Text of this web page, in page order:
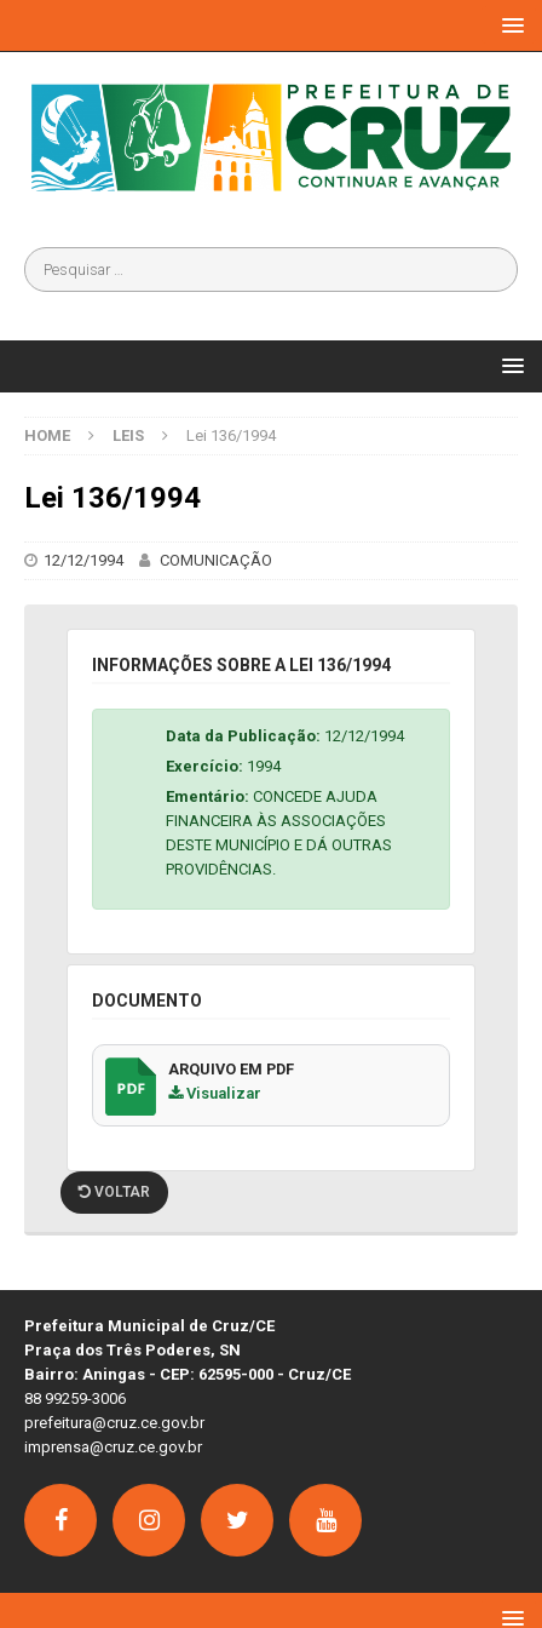
HOME LEIS Lei 136/1994
Lei 136/1994
12/12/1994 COMUNICAÇÃO
INFORMAÇÕES SOBRE A LEI 136/1994
Data da Publicação: 12/12/1994
Exercício: 1994
Ementário: CONCEDE AJUDA
FINANCEIRA ÀS ASSOCIAÇÕES
DESTE MUNICÍPIO E DÁ OUTRAS
PROVIDÊNCIAS.
DOCUMENTO
ARQUIVO EM PDF
Visualizar
VOLTAR
Prefeitura Municipal de Cruz/CE
Praça dos Três Poderes, SN
Bairro: Aningas - CEP: 62595-000 - Cruz/CE
88 99259-3006
prefeitura@cruz.ce.gov.br
imprensa@cruz.ce.gov.br